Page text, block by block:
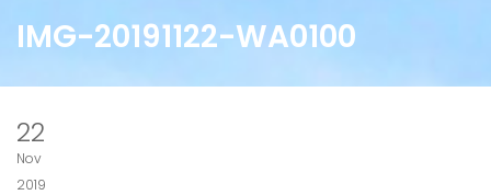
IMG-20191122-WA0100
22
Nov
2019